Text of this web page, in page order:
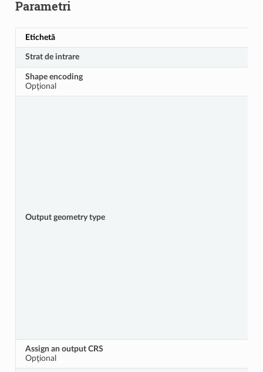
Parametri
Etichetă
Strat de intrare
Shape encoding
Opţional
Output geometry type
Assign an output CRS
Opţional